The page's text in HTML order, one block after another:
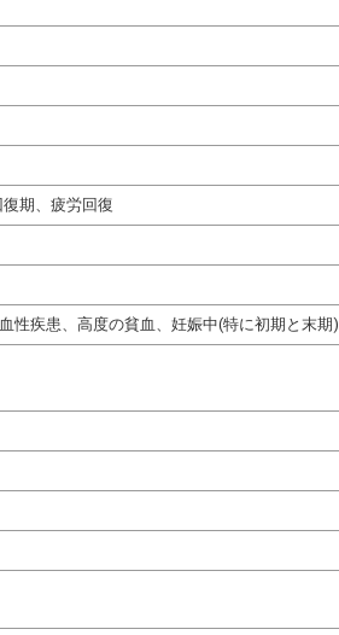
期、疲労回復
性疾患、高度の貧血、妊娠中(特に初期と末期)